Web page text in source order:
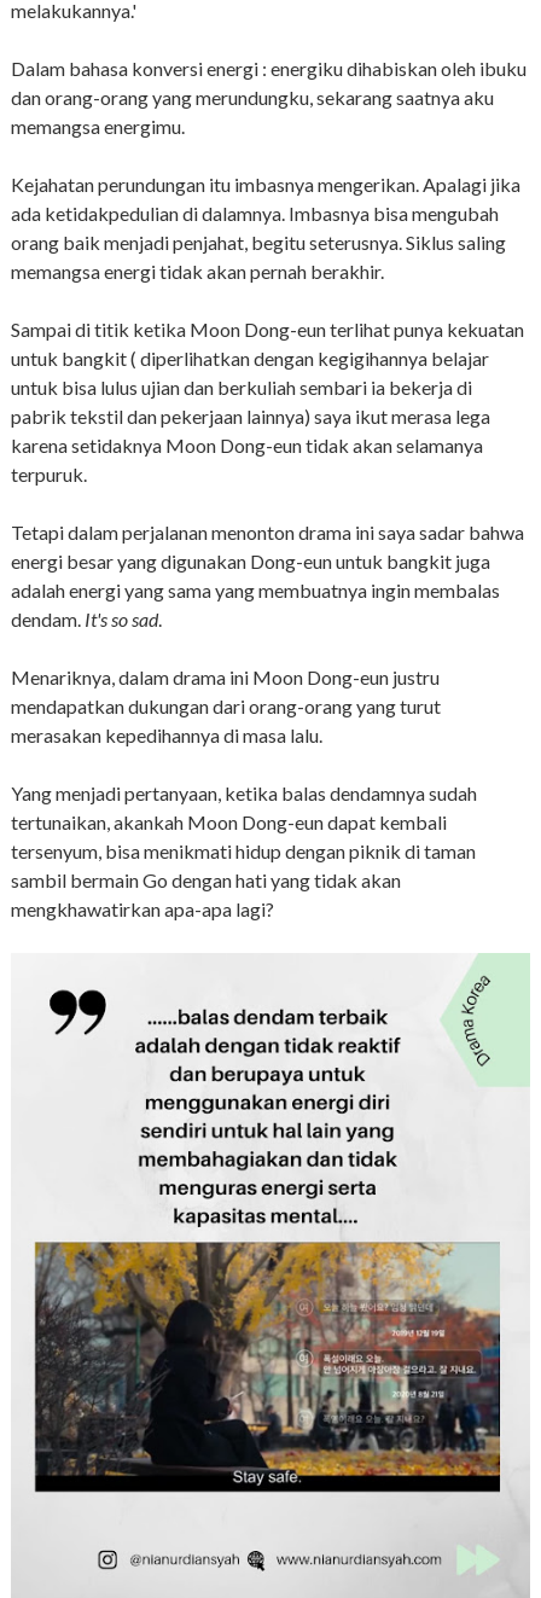
melakukannya.'
Dalam bahasa konversi energi : energiku dihabiskan oleh ibuku
dan orang-orang yang merundungku, sekarang saatnya aku
memangsa energimu.
Kejahatan perundungan itu imbasnya mengerikan. Apalagi jika
ada ketidakpedulian di dalamnya. Imbasnya bisa mengubah
orang baik menjadi penjahat, begitu seterusnya. Siklus saling
memangsa energi tidak akan pernah berakhir.
Sampai di titik ketika Moon Dong-eun terlihat punya kekuatan
untuk bangkit ( diperlihatkan dengan kegigihannya belajar
untuk bisa lulus ujian dan berkuliah sembari ia bekerja di
pabrik tekstil dan pekerjaan lainnya) saya ikut merasa lega
karena setidaknya Moon Dong-eun tidak akan selamanya
terpuruk.
Tetapi dalam perjalanan menonton drama ini saya sadar bahwa
energi besar yang digunakan Dong-eun untuk bangkit juga
adalah energi yang sama yang membuatnya ingin membalas
dendam. It's so sad.
Menariknya, dalam drama ini Moon Dong-eun justru
mendapatkan dukungan dari orang-orang yang turut
merasakan kepedihannya di masa lalu.
Yang menjadi pertanyaan, ketika balas dendamnya sudah
tertunaikan, akankah Moon Dong-eun dapat kembali
tersenyum, bisa menikmati hidup dengan piknik di taman
sambil bermain Go dengan hati yang tidak akan
mengkhawatirkan apa-apa lagi?